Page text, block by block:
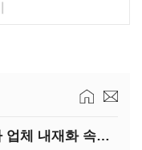
(영상)'배터리도 소재도' 완성차 업체 내재화 속도낸다